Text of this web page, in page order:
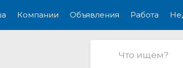
Компании Объявления Работа